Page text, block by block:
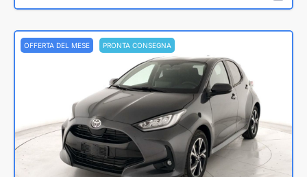
OFFERTA DEL MESE PRONTA CONSEGNA